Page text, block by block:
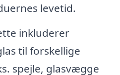
levetid.
inkluderer
til forskellige
spejle, glasvægge